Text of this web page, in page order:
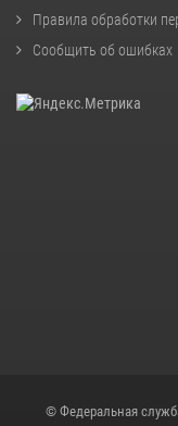
Правила обработки
Сообщить об ошибках
© Федеральная